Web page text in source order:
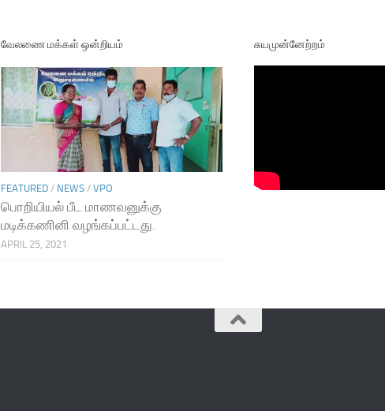
வேலணை மக்கள் ஒன்றியம்
FEATURED/ NEWS/ VPO
பொறியியல் பீட மாணவனுக்கு
மடிக்கணினி வழங்கப்பட்டது.
APRIL 25, 2021
சுயமுன்னேற்றம்